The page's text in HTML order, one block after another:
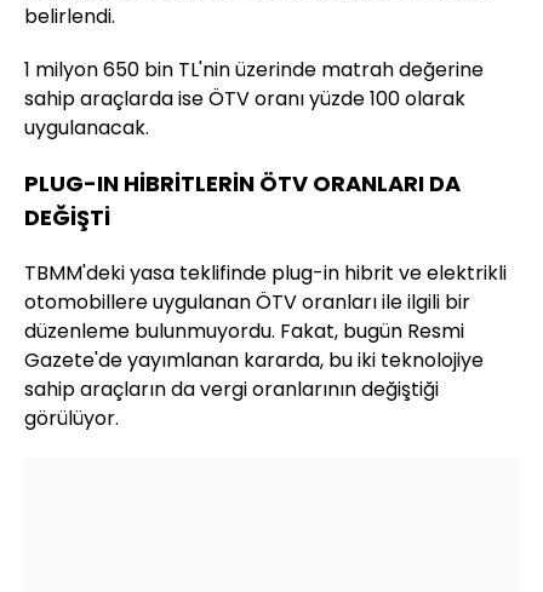
belirlendi.
1 milyon 650 bin TL'nin üzerinde matrah değerine
sahip araçlarda ise ÖTV oranı yüzde 100 olarak
uygulanacak.
PLUG-IN HİBRİTLERİN ÖTV ORANLARI DA
DEĞİŞTİ
TBMM'deki yasa teklifinde plug-in hibrit ve elektrikli
otomobillere uygulanan ÖTV oranları ile ilgili bir
düzenleme bulunmuyordu. Fakat, bugün Resmi
Gazete'de yayımlanan kararda, bu iki teknolojiye
sahip araçların da vergi oranlarının değiştiği
görülüyor.